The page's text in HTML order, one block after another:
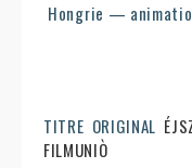
Hongrie —
TITRE ORIGINAL
FILMUNIÒ